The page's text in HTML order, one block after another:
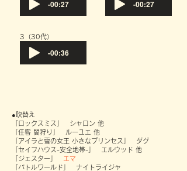
-00:27 -00:27
​3（30代）
-00:36
​● 吹替え
「ロックスミス」 シャロン 他
「任客 闇狩り」 ルーユエ 他
「アイラと雪の女王 小さなプリンセス」 ダグ
「セイフハウス-安全地帯-」 エルウッド 他
「ジェスター」 エマ
「バトルワールド」 ナイトライジャ